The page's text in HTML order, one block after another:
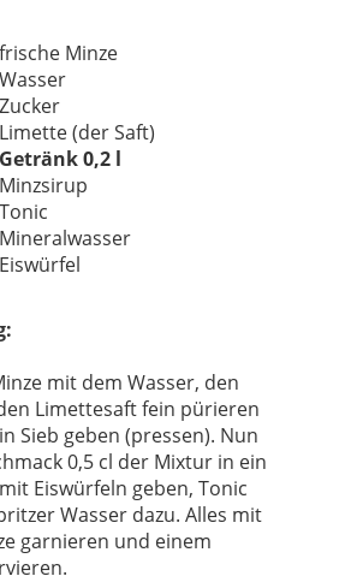
frische Minze
Wasser
Zucker
Limette (der Saft)
Getränk 0,2 l
Minzsirup
Tonic
Mineralwasser
Eiswürfel
mit dem Wasser, den
Limettesaft fein pürieren
Sieb geben (pressen). Nun
0,5 cl der Mixtur in ein
Eiswürfeln geben, Tonic
Wasser dazu. Alles mit
garnieren und einem